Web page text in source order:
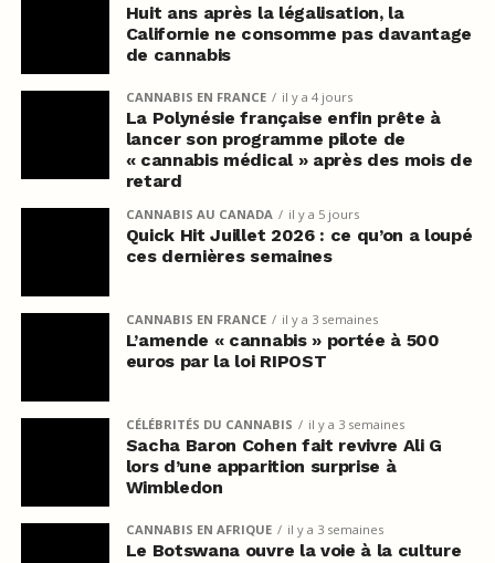
Huit ans après la légalisation, la
Californie ne consomme pas davantage
de cannabis
CANNABIS EN FRANCE il y a 4 jours
La Polynésie française enfin prête à
lancer son programme pilote de
« cannabis médical » après des mois de
retard
CANNABIS AU CANADA il y a 5 jours
Quick Hit Juillet 2026 : ce qu’on a loupé
ces dernières semaines
CANNABIS EN FRANCE il y a 3 semaines
L’amende « cannabis » portée à 500
euros par la loi RIPOST
CÉLÉBRITÉS DU CANNABIS il y a 3 semaines
Sacha Baron Cohen fait revivre Ali G
lors d’une apparition surprise à
Wimbledon
CANNABIS EN AFRIQUE il y a 3 semaines
Le Botswana ouvre la voie à la culture